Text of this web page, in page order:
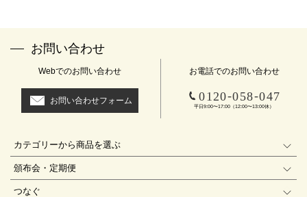
お問い合わせ
Webでのお問い合わせ
お問い合わせフォーム
お電話でのお問い合わせ
0120-058-047
平日9:00〜17:00（12:00〜13:00休）
カテゴリーから商品を選ぶ
頒布会・定期便
つなぐ